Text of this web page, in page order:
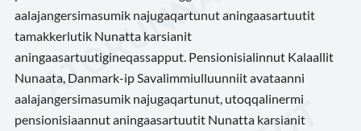
aalajangersimasumik najugaqartunut aningaasartuutit
tamakkerlutik Nunatta karsianit
aningaasartuutigineqassapput. Pensionisialinnut Kalaallit
Nunaata, Danmark-ip Savalimmiulluunniit avataanni
aalajangersimasumik najugaqartunut, utoqqalinermi
pensionisiaannut aningaasartuutit Nunatta karsianit